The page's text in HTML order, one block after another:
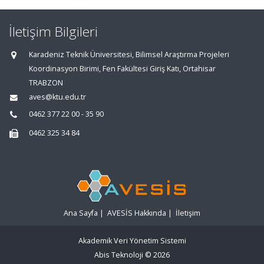
İletişim Bilgileri
Karadeniz Teknik Üniversitesi, Bilimsel Araştırma Projeleri
Koordinasyon Birimi, Fen Fakültesi Giriş Katı, Ortahisar
TRABZON
aves@ktu.edu.tr
0462 377 22 00 - 35 90
0462 325 34 84
Ana Sayfa | AVESİS Hakkında | İletişim
Akademik Veri Yönetim Sistemi
Abis Teknoloji © 2026